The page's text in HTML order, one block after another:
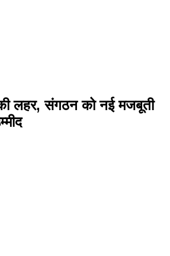
लहर, संगठन को नई मजबूती